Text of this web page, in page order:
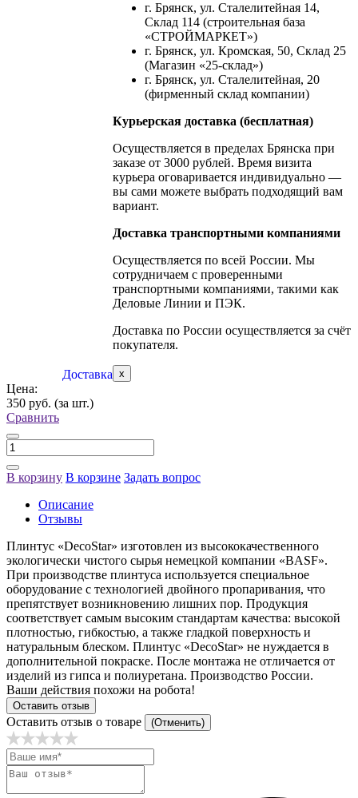
Доставка
г. Брянск, ул. Сталелитейная 14,
Склад 114 (строительная база
«СТРОЙМАРКЕТ»)
г. Брянск, ул. Кромская, 50, Склад 25
(Магазин «25-склад»)
г. Брянск, ул. Сталелитейная, 20
(фирменный склад компании)
Курьерская доставка (бесплатная)
Осуществляется в пределах Брянска при
заказе от 3000 рублей. Время визита
курьера оговаривается индивидуально —
вы сами можете выбрать подходящий вам
вариант.
Доставка транспортными компаниями
Осуществляется по всей России. Мы
сотрудничаем с проверенными
транспортными компаниями, такими как
Деловые Линии и ПЭК.
Доставка по России осуществляется за счёт
покупателя.
x
Цена:
350 руб. (за шт.)
Сравнить
В корзину В корзине Задать вопрос
Описание
Отзывы
Плинтус «DecoStar» изготовлен из высококачественного
экологически чистого сырья немецкой компании «BASF».
При производстве плинтуса используется специальное
оборудование с технологией двойного пропаривания, что
препятствует возникновению лишних пор. Продукция
соответствует самым высоким стандартам качества: высокой
плотностью, гибкостью, а также гладкой поверхность и
натуральным блеском. Плинтус «DecoStar» не нуждается в
дополнительной покраске. После монтажа не отличается от
изделий из гипса и полиуретана. Производство России.
Ваши действия похожи на робота!
Оставить отзыв
Оставить отзыв о товаре (Отменить)